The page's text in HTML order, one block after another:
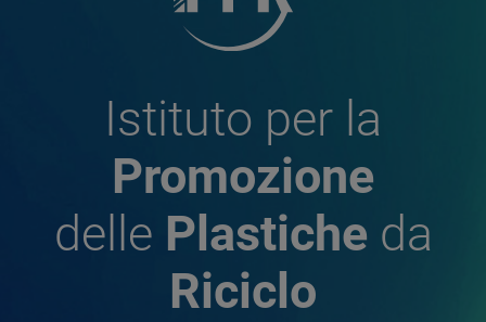
Istituto per la
Promozione
delle Plastiche da
Riciclo